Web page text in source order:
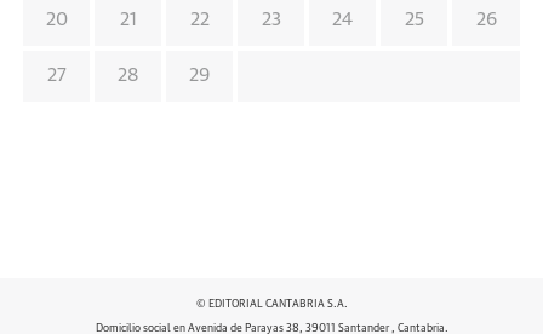
20 21 22 23 24 25 26
27 28 29
© EDITORIAL CANTABRIA S.A.
Domicilio social en Avenida de Parayas 38, 39011 Santander , Cantabria.